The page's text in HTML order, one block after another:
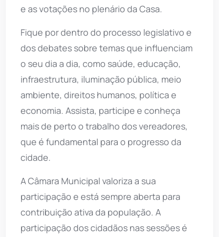
e as votações no plenário da Casa.
Fique por dentro do processo legislativo e
dos debates sobre temas que influenciam
o seu dia a dia, como saúde, educação,
infraestrutura, iluminação pública, meio
ambiente, direitos humanos, política e
economia. Assista, participe e conheça
mais de perto o trabalho dos vereadores,
que é fundamental para o progresso da
cidade.
A Câmara Municipal valoriza a sua
participação e está sempre aberta para
contribuição ativa da população. A
participação dos cidadãos nas sessões é